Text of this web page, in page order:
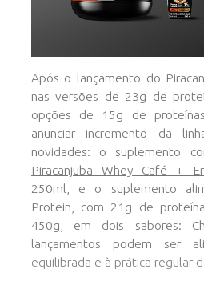
Após o lançamento do
nas versões de 23g de
opções de 15g de
anunciar incremento da
novidades: o suplemento
Piracanjuba Whey Café +
250ml, e o suplemento
Protein, com 21g de
450g, em dois sabores:
lançamentos podem ser
equilibrada e à prática regular